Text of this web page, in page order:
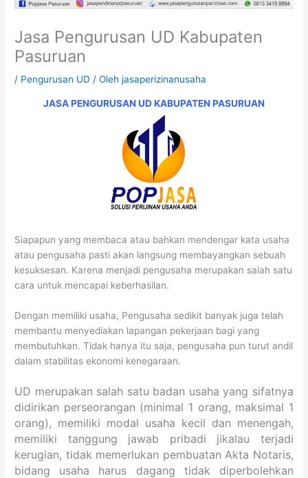
Jasa Pengurusan UD Kabupaten
Pasuruan
/ Pengurusan UD / Olehjasaperizinanusaha
JASA PENGURUSAN UD KABUPATEN PASURUAN
Siapapun yang membaca atau bahkan mendengar kata usaha
atau pengusaha pasti akan langsung membayangkan sebuah
kesuksesan. Karena menjadi pengusaha merupakan salah satu
cara untuk mencapai keberhasilan.
Dengan memiliki usaha, Pengusaha sedikit banyak juga telah
membantu menyediakan lapangan pekerjaan bagi yang
membutuhkan. Tidak hanya itu saja, pengusaha pun turut andil
dalam stabilitas ekonomi kenegaraan.
UD merupakan salah satu badan usaha yang sifatnya
didirikan perseorangan (minimal 1 orang, maksimal 1
orang), memiliki modal usaha kecil dan menengah,
memiliki tanggung jawab pribadi jikalau terjadi
kerugian, tidak memerlukan pembuatan Akta Notaris,
bidang usaha harus dagang tidak diperbolehkan